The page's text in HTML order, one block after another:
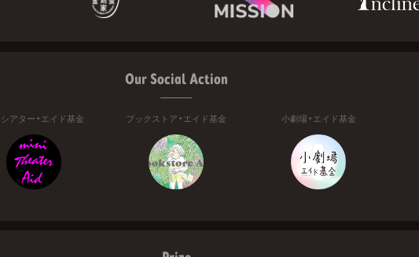
Our Social Action
アター・エイド基金 ブックストア・エイド基金 小劇場・エイド基金